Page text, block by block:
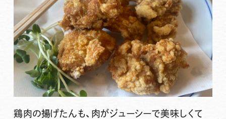
鶏肉の揚げたんも、肉がジューシーで美味しくて